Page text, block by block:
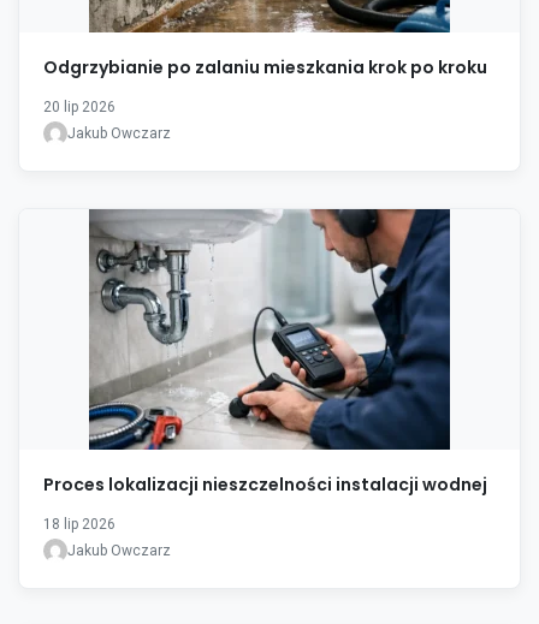
Odgrzybianie po zalaniu mieszkania krok po kroku
20 lip 2026
Jakub Owczarz
Proces lokalizacji nieszczelności instalacji wodnej
18 lip 2026
Jakub Owczarz